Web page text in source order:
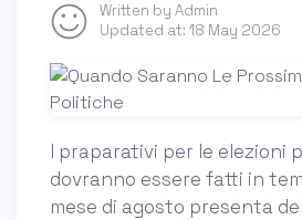
Written by Admin
Updated at: 18 May 2026
I praparativi per le elezioni
dovranno essere fatti in
mese di agosto presenta